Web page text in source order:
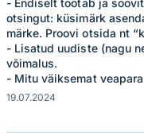
- Endiselt töötab ja
otsingut: küsimärk
märke. Proovi otsida nt
- Lisatud uudiste (nagu
võimalus.
- Mitu väiksemat
19.07.2024